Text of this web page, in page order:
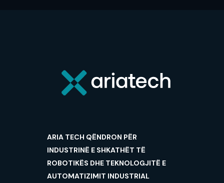
ARIA TECH QËNDRON PËR
INDUSTRINË E SHKATHËT TË
ROBOTIKËS DHE TEKNOLOGJITË E
AUTOMATIZIMIT INDUSTRIAL